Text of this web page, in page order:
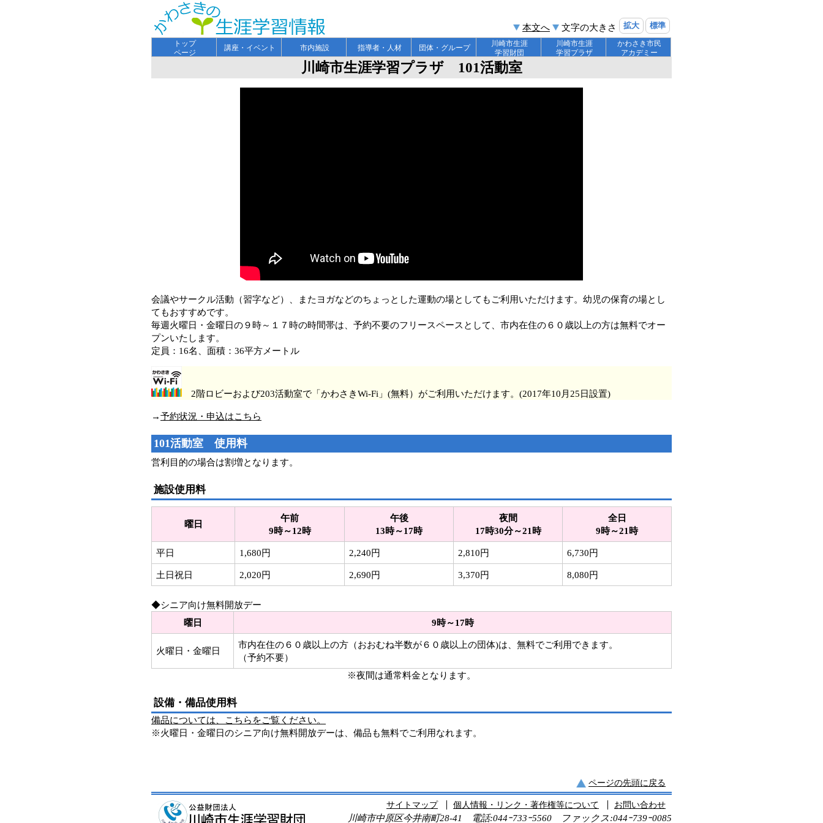
本文へ 文字の大きさ 拡大 標準
トップ
ページ
講座・イベント 市内施設 指導者・人材 団体・グループ
川崎市生涯
学習財団
川崎市生涯
学習プラザ
かわさき市民
アカデミー
川崎市生涯学習プラザ 101活動室
会議やサークル活動（習字など）、またヨガなどのちょっとした運動の場としてもご利用いただけます。幼児の保育の場とし
てもおすすめです。
毎週火曜日・金曜日の９時～１７時の時間帯は、予約不要のフリースペースとして、市内在住の６０歳以上の方は無料でオー
プンいたします。
定員：16名、面積：36平方メートル
2階ロビーおよび203活動室で「かわさきWi-Fi」(無料）がご利用いただけます。(2017年10月25日設置)
→予約状況・申込はこちら
101活動室 使用料
営利目的の場合は割増となります。
施設使用料
曜日
午前
9時～12時
午後
13時～17時
夜間
17時30分～21時
全日
9時～21時
平日 1,680円 2,240円 2,810円 6,730円
土日祝日 2,020円 2,690円 3,370円 8,080円
◆シニア向け無料開放デー
※夜間は通常料金となります。
曜日 9時～17時
火曜日・金曜日
市内在住の６０歳以上の方（おおむね半数が６０歳以上の団体)は、無料でご利用できます。
（予約不要）
設備・備品使用料
備品については、こちらをご覧ください。
※火曜日・金曜日のシニア向け無料開放デーは、備品も無料でご利用なれます。
ページの先頭に戻る
サイトマップ 個人情報・リンク・著作権等について お問い合わせ
川崎市中原区今井南町28-41 電話:044ｰ733ｰ5560 ファックス:044ｰ739ｰ0085